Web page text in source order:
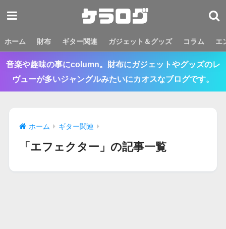
ホーム 財布 ギター関連 ガジェット＆グッズ コラム エ
音楽や趣味の事にcolumn。財布にガジェットやグッズのレ
ヴューが多いジャングルみたいにカオスなブログです。
ホーム ギター関連
「エフェクター」の記事一覧